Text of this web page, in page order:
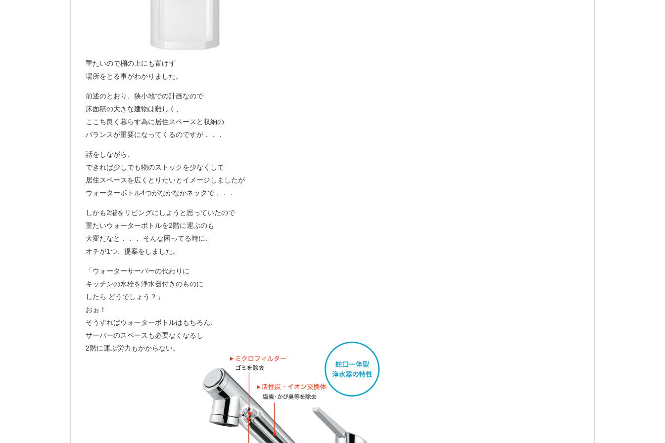
重たいので棚の上にも置けず
場所をとる事がわかりました。
前述のとおり、狭小地での計画なので
床面積の大きな建物は難しく、
ここち良く暮らす為に居住スペースと収納の
バランスが重要になってくるのですが．．．
話をしながら、
できれば少しでも物のストックを少なくして
居住スペースを広くとりたいとイメージしましたが
ウォーターボトル4つがなかなかネックで．．．
しかも2階をリビングにしようと思っていたので
重たいウォーターボトルを2階に運ぶのも
大変だなと．．． そんな困ってる時に、
オチが1つ、提案をしました。
「ウォーターサーバーの代わりに
キッチンの水栓を浄水器付きのものに
したら どうでしょう？」
おぉ！
そうすればウォーターボトルはもちろん、
サーバーのスペースも必要なくなるし
2階に運ぶ労力もかからない。